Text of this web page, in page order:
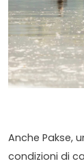
Anche Pakse,
condizioni di